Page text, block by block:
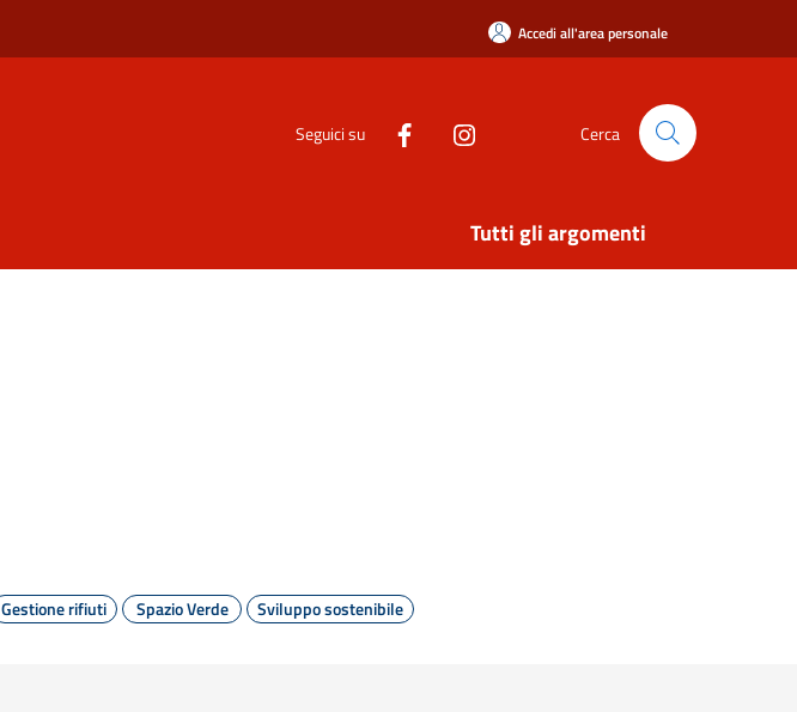
Accedi all'area personale
Seguici su Cerca
Tutti gli argomenti
Gestione rifiuti Spazio Verde Sviluppo sostenibile